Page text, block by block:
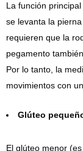
La función
se levanta la
requieren que la
pegamento
Por lo tanto, la
movimientos con
Glúteo
El glúteo menor